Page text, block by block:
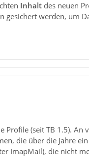
Inhaltdes neuen
gesichert werden, um
(seit TB 1.5). An
die über die Jahre
ImapMail), die nicht